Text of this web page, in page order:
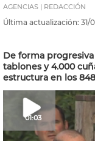
AGENCIAS | REDACCIÓN
Última actualización: 31/
De forma
tablones y 4.000
estructura en los
01:03